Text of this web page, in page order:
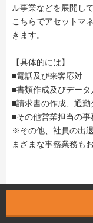
ル事業などを展開し
こちらでアセットマ
きます。
【具体的には】
■電話及び来客応対
■書類作成及びデー
■請求書の作成、通
■その他営業担当の
※その他、社員の出
まざまな事務業務も
年収 350万円 〜 450